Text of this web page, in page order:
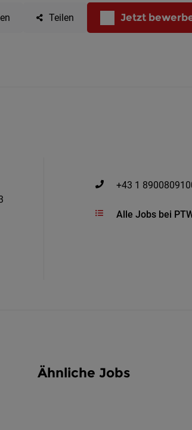
Teilen Jetzt
+43 1
Alle Jobs bei
Ähnliche Jobs